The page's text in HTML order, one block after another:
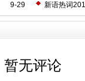
9-29
新语热词
暂无评论